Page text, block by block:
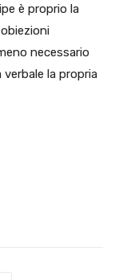
è proprio la
necessario
la propria